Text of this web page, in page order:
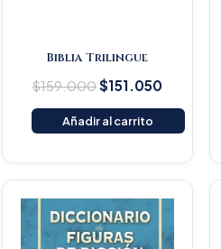
Biblia Trilingue
$159.000$151.050
Añadir al carrito
price
was:
$125.900.
Current
$119.605.